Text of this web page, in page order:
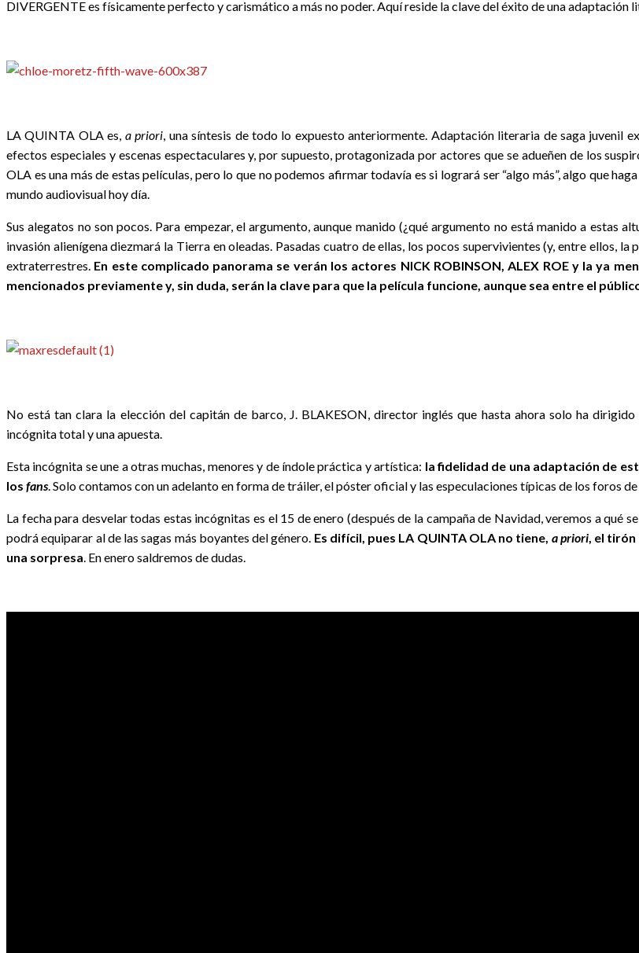
DIVERGENTE es físicamente perfecto y carismático a más no poder. Aquí reside la clave del éxito de una adaptación
LA QUINTA OLA es, a priori, una síntesis de todo lo expuesto anteriormente. Adaptación literaria de saga juvenil
efectos especiales y escenas espectaculares y, por supuesto, protagonizada por actores que se adueñen de los
OLA es una más de estas películas, pero lo que no podemos afirmar todavía es si logrará ser “algo más”, algo que
mundo audiovisual hoy día.
Sus alegatos no son pocos. Para empezar, el argumento, aunque manido (¿qué argumento no está manido a estas
invasión alienígena diezmará la Tierra en oleadas. Pasadas cuatro de ellas, los pocos supervivientes (y, entre ellos,
extraterrestres. En este complicado panorama se verán los actores NICK ROBINSON, ALEX ROE y la ya
mencionados previamente y, sin duda, serán la clave para que la película funcione, aunque sea entre el
No está tan clara la elección del capitán de barco, J. BLAKESON, director inglés que hasta ahora solo ha
incógnita total y una apuesta.
Esta incógnita se une a otras muchas, menores y de índole práctica y artística: la fidelidad de una adaptación de
los fans. Solo contamos con un adelanto en forma de tráiler, el póster oficial y las especulaciones típicas de los foros
La fecha para desvelar todas estas incógnitas es el 15 de enero (después de la campaña de Navidad, veremos a qué
podrá equiparar al de las sagas más boyantes del género. Es difícil, pues LA QUINTA OLA no tiene, a priori, el tirón
una sorpresa. En enero saldremos de dudas.